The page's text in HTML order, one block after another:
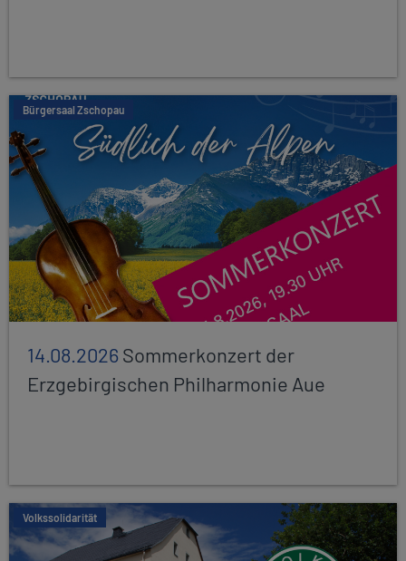
Bürgersaal Zschopau
14.08.2026Sommerkonzert der
Erzgebirgischen Philharmonie Aue
Volkssolidarität